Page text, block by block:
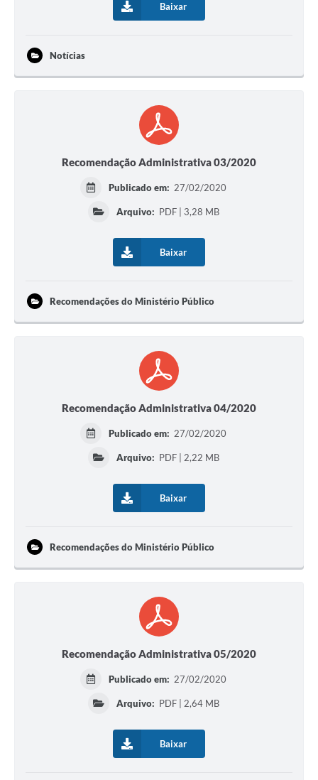
Baixar
Notícias
Recomendação Administrativa 03/2020
Publicado em: 27/02/2020
Arquivo: PDF | 3,28 MB
Baixar
Recomendações do Ministério Público
Recomendação Administrativa 04/2020
Publicado em: 27/02/2020
Arquivo: PDF | 2,22 MB
Baixar
Recomendações do Ministério Público
Recomendação Administrativa 05/2020
Publicado em: 27/02/2020
Arquivo: PDF | 2,64 MB
Baixar